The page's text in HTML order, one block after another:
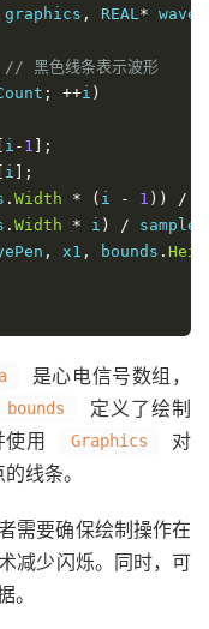
graphics , REAL*
// 黑色线条表示波形
; ++i )
i - 1 ];
i ];
. Width * ( i - 1 )) /
. Width * i ) /
, x1 , bounds .
是心电信号数组，
bounds
定义了绘制
用
Graphics
对
线条。
需要确保绘制操作在
减少闪烁。同时，可
。